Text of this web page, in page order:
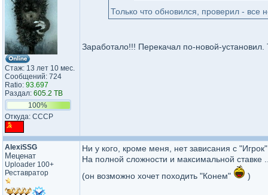
Стаж: 13 лет 10 мес.
Сообщений: 724
Ratio: 93.697
Раздал: 605.2 TB
100%
Откуда: СССР
Только что обновился, проверил - все
Заработало!!! Перекачал по-новой-
AlexiSSG
Меценат
Uploader 100+
Реставратор
Ни у кого, кроме меня, нет зависания с
На полной сложности и максимальной ставке
(он возможно хочет походить "Конем"
)